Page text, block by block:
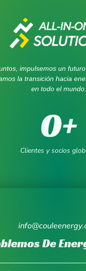
impulsemos un futuro
la transición hacia
en todo el mundo.
Clientes y socios
0+
De